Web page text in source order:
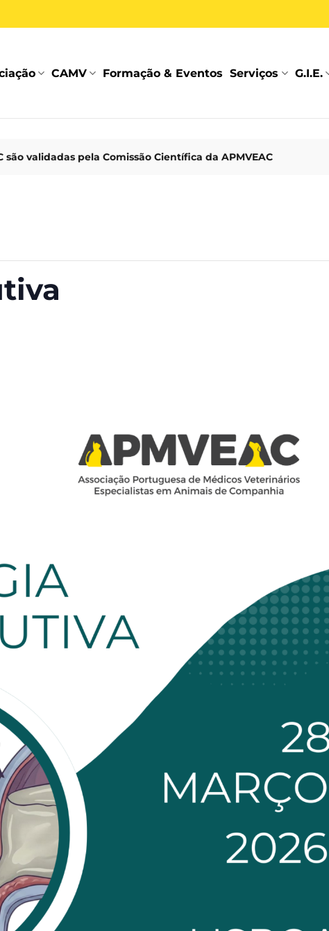
CAMV Formação & Eventos Serviços G.I.E.
são validadas pela Comissão Científica da APMVEAC